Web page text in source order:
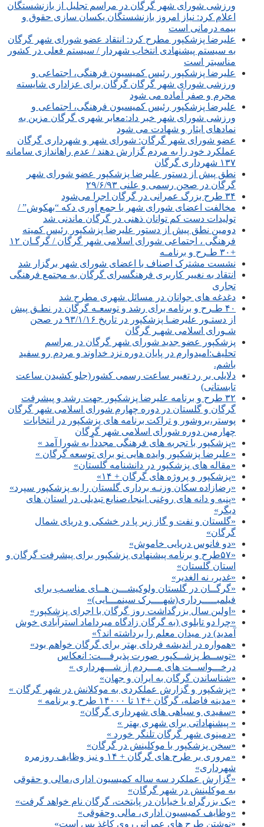
ورزشی شورای شهر گرگان در مراسم تجلیل از بازنشستگان
اعلام کرد: نیاز امروز بازنشستگان یکسان سازی حقوق و
بیمه درمانی است
علیرضا پزشکپور مطرح کرد: انتقاد عضو شورای شهر گرگان
به سیستم پیشنهادی انتخاب شهردار / سیستم فعلی در کشور
مناسبتر است
علیرضا پزشکپور رئیس کمیسیون فرهنگی، اجتماعی و
ورزشی شورای شهر گرگان گرگان برای عزاداری شایسته
محرم و صفر آماده می شود
علیرضا پزشکپور رئیس کمیسیون فرهنگی، اجتماعی و
ورزشی شورای شهر خبر داد:معابر شهری گرگان مزین به
نمادهای ایثار و شهادت می شود
عضو شورای شهر گرگان: شورای شهر و شهرداری گرگان
عملکرد خود را به مردم گزارش دهند / عدم راه‎اندازی سامانه
۱۳۷ شهرداری گرگان
نطق پیش از دستور علیرضا پزشکپور عضو شورای شهر
گرگان در صحن رسمی و علنی ۲۹/۶/۹۳
۳۴ طرح بزرگ عمرانی در گرگان اجرا می‌شود
مخالفت اعضای شورای شهر با جمع آوری دکه “بهکوش” /
تولیدات دست کم توانان ذهنی در گرگان ماندنی شد
دومین نطق پیش از دستور علیرضا پزشکپور رئیس کمیته
فرهنگی ، اجتماعی شورای اسلامی شهر گرگان / گرگـان ۱۲
+۳۰ طـرح و برنامـه
نشست مشترک اصناف با اعضای شورای شهر برگزار شد
انتقاد به نغییر کاربری فرهنگسرای گرگان به مجتمع فرهنگی
تجاری
دغدغه های جوانان در مسائل شهری مطرح شد
۴۰ طـرح و برنامه برای رشد و توسعـه گرگان در نطـق پیش
از دستـور علیرضـا پزشکپور در تاریخ ۹۳/۱/۱۶ در صحن
شـورای اسلامی شهـر گرگان
پزشکپور عضو جدید شورای شهر گرگان در مراسم
تحلیف:امیدوارم در پایان دوره نزد خداوند و مردم رو سفید
باشم.
دلایلی بر رد تغییر ساعت رسمی کشور(جلو کشیدن ساعت
تابستانی)
۳۲ طرح و برنامه علیرضا پزشکپور جهت رشد و پیشرفت
گرگان و گلستان در دوره چهارم شورای اسلامی شهر گرگان
پوستر،بروشور و تراکت برنامه های پزشکپور در انتخابات
چهارمین دوره شورای اسلامی شهر گرگان
«پزشکپور با تجربه های فرهنگی مجدداً به شورا آمد »
«علیرضا پزشکپور وایده هایی نو برای توسعه گرگان »
«مقاله های پزشکپور در دانشنامه گلستان»
«پزشکپور و پروژه های گرگان + ۱۴»
«رضازاده سکان وزنـه برداری گلستان را به پزشکپور سپرد»
«پنبه و دانه های روغنی اینجا،صنایع تبدیلی در استان های
دیگر»
«گلستان و نفت و گاز زیر پا در خشکی و دریای شمال
گرگان»
«دو فانوس دریایی خاموش»
«۵۷طرح و برنامه پیشنهادی پزشکپور برای پیشرفت گرگان و
استان گلستان»
«غدیر، نه الغدیر»
«گرگــان در گلستان ولوکیشـــن هــای مناسـب برای
فیلمبـــــرداری(شهــــرک سینمـــایی)»
«اولین سال بزرگداشت روز گرگان با اجرای پزشکپور»
«چرا دو تابلوی (به گرگان زادگاه میرداماد استرآبادی خوش
آمدید) در میدان معلم را برداشته اند؟»
«همواره در اندیشه فردای بهتر برای گرگان خواهم بود»
«توســط پزشــکپور صورت پذیرفـــت: انعکاس
درخـــواســت های مـــردم از شـــهرداری »
«شناساندن گرگان به ایران و جهان»
«پزشکپور و گزارش عملکردی به موکلانش در شهر گرگان »
«مدینه فاضله، گرگان +۱۴ تا ۱۴۰۰۰ طرح و برنامه »
«سفیدی و سیاهی های شهرداری گرگان»
« پیشنهاداتی برای شهری بهتر »
«دمینوی شهر گرگان تلنگر خورد »
«سخن پزشکپور با موکلینش در گرگان»
«مروری بر طرح های گرگان + ۱۴ و نیز وظایف روزمره
شهرداری»
«گزارش عملکرد سه ساله کمیسیون اداری،مالی و حقوقی
به موکلینش در شهر گرگان»
«یک بزرگراه یا خیابان در پایتخت، گرگان نام خواهد گرفت»
«وظایف کمیسیون اداری، مالی وحقوقی»
«نوشتن طرح های عمرانی روی کاغذ بس است»